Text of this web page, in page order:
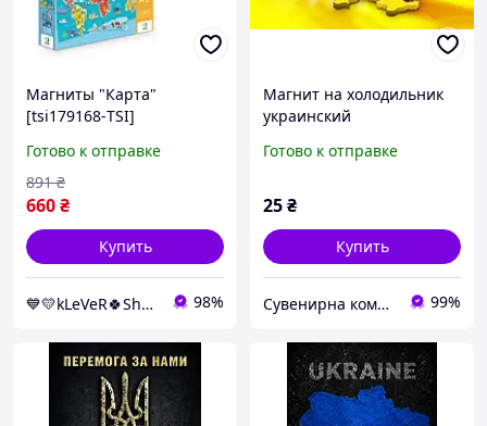
Магниты "Карта"
[tsi179168-ТSІ]
Готово к отправке
660₴
891 ₴
Купить
💙💛kLeVeR🍀Shop🍀 98%
Магнит на холодильник
украинский
храни Украину», голубь
№63
Готово к отправке
25₴
Купить
Сувенирна компанія "Козаки Удачі" 99%